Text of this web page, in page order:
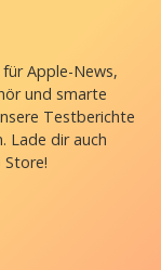
Apple-News,
und smarte
Testberichte
Lade dir auch